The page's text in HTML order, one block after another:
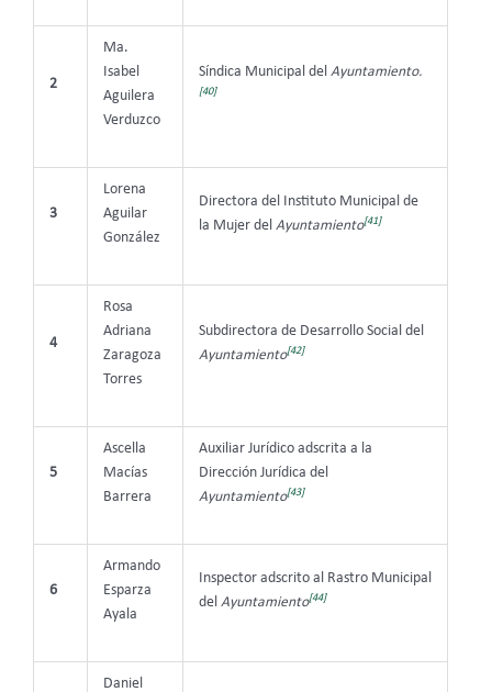
2
Ma.
Isabel
Aguilera
Verduzco
Síndica Municipal del Ayuntamiento.
[40]
3
Lorena
Aguilar
González
Directora del Instituto Municipal de
la Mujer del Ayuntamiento[41]
4
Rosa
Adriana
Zaragoza
Torres
Subdirectora de Desarrollo Social del
Ayuntamiento[42]
5
Ascella
Macías
Barrera
Auxiliar Jurídico adscrita a la
Dirección Jurídica del
Ayuntamiento[43]
6
Armando
Esparza
Ayala
Inspector adscrito al Rastro Municipal
del Ayuntamiento[44]
Daniel